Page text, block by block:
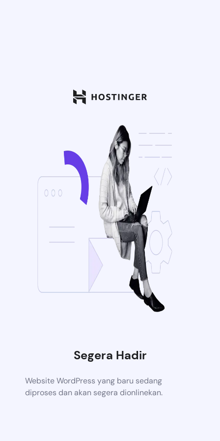
Segera Hadir
Website WordPress yang baru sedang
diproses dan akan segera dionlinekan.